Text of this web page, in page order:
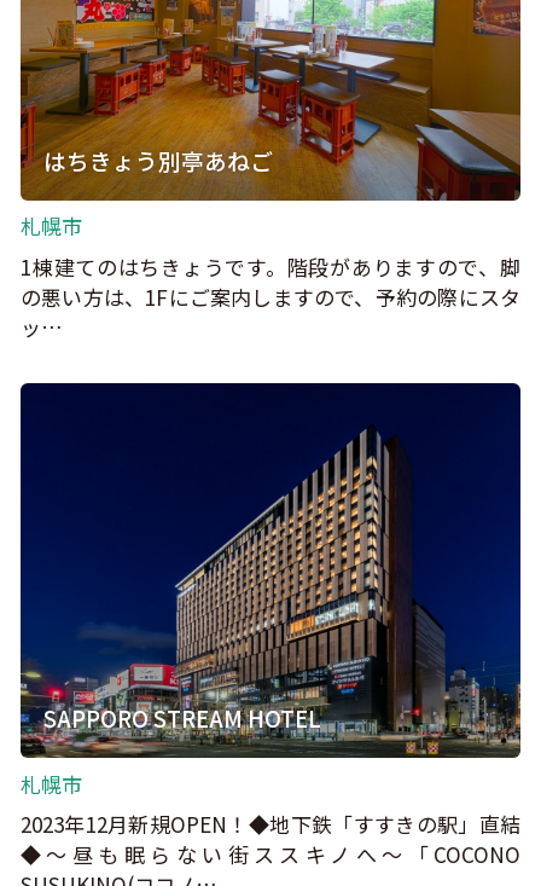
はちきょう別亭あねご
札幌市
1棟建てのはちきょうです。階段がありますので、脚
の悪い方は、1Fにご案内しますので、予約の際にスタ
ッ…
SAPPORO STREAM HOTEL
札幌市
2023年12月新規OPEN！◆地下鉄「すすきの駅」直結
◆～昼も眠らない街ススキノへ～「COCONO